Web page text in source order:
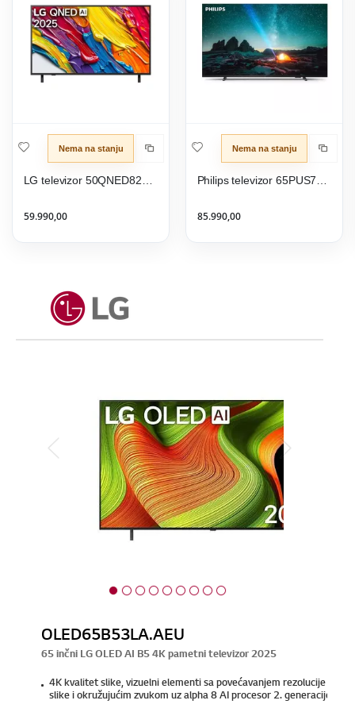
Nema na stanju
59.990,00
Nema na stanju
85.990,00
OLED65B53LA.AEU
65 inčni LG OLED AI B5 4K pametni televizor 2025
4K kvalitet slike, vizuelni elementi sa povećavanjem rezolucije
slike i okružujućim zvukom uz alpha 8 AI procesor 2. generacije